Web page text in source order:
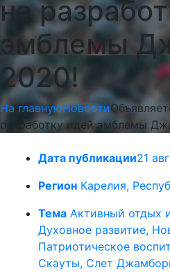
на
эмблемы
2020!
На главнуюНовости
разработку идей эмблемы
Дата публикации21
Регион Карелия,
Тема Активный отдых
Духовное развитие,
Патриотическое
Скауты, Слет